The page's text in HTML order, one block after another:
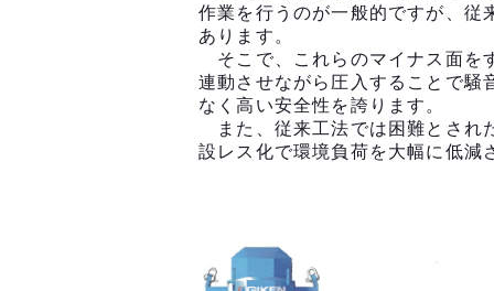
作業を行うのが一般的ですが、従
あります。
そこで、これらのマイナス面を
連動させながら圧入することで騒
なく高い安全性を誇ります。
また、従来工法では困難とされ
設レス化で環境負荷を大幅に低減